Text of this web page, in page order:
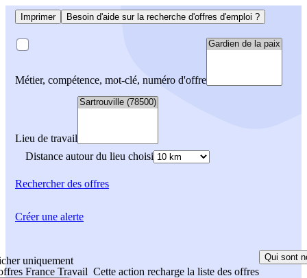
Imprimer Besoin d'aide sur la recherche d'offres d'emploi ?
Métier, compétence, mot-clé, numéro d'offre
Lieu de travail
Distance autour du lieu choisi
Rechercherdes offres
uniquement
France Travail Cette action recharge la liste des offres
Qui sont
Créer une alerte